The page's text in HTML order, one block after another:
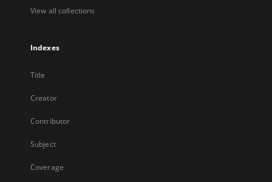
View all collections
Indexes
Title
Creator
Contributor
Subject
Coverage